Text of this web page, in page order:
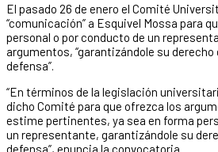
El pasado 26 de enero el Comité
“comunicación” a Esquivel Mossa para
personal o por conducto de un
argumentos, “garantizándole su derecho
defensa”.
“En términos de la legislación
dicho Comité para que ofrezca los
estime pertinentes, ya sea en forma
un representante, garantizándole su
defensa”, enuncia la convocatoria.